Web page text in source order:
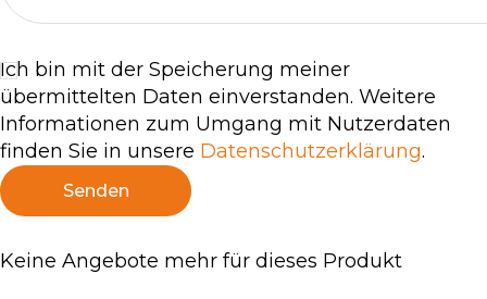
Ich bin mit der Speicherung meiner
übermittelten Daten einverstanden. Weitere
Informationen zum Umgang mit Nutzerdaten
finden Sie in unsere Datenschutzerklärung.
Keine Angebote mehr für dieses Produkt